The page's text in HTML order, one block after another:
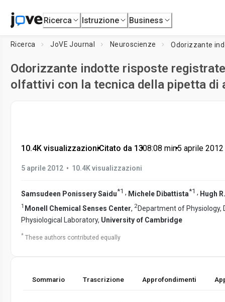
Ricerca Istruzione Business
Ricerca JoVE Journal Neuroscienze
Odorizzante indotte risposte
olfattivi con la tecnica della pipetta di
10.4K visualizzazioni•Citato da 13•08:08 min•5 aprile 2012
5 aprile 2012 • 10.4K visualizzazioni
Samsudeen Ponissery Saidu*1 , Michele Dibattista*1 , Hugh
1 Monell Chemical Senses Center, 2Department of Physiology,
Physiological Laboratory, University of Cambridge
* These authors contributed equally
Sommario Trascrizione Approfondimenti